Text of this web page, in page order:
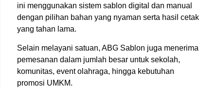
ini menggunakan sistem sablon digital dan manual
dengan pilihan bahan yang nyaman serta hasil cetak
yang tahan lama.
Selain melayani satuan, ABG Sablon juga menerima
pemesanan dalam jumlah besar untuk sekolah,
komunitas, event olahraga, hingga kebutuhan
promosi UMKM.